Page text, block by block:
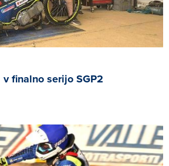
finalno serijo SGP2